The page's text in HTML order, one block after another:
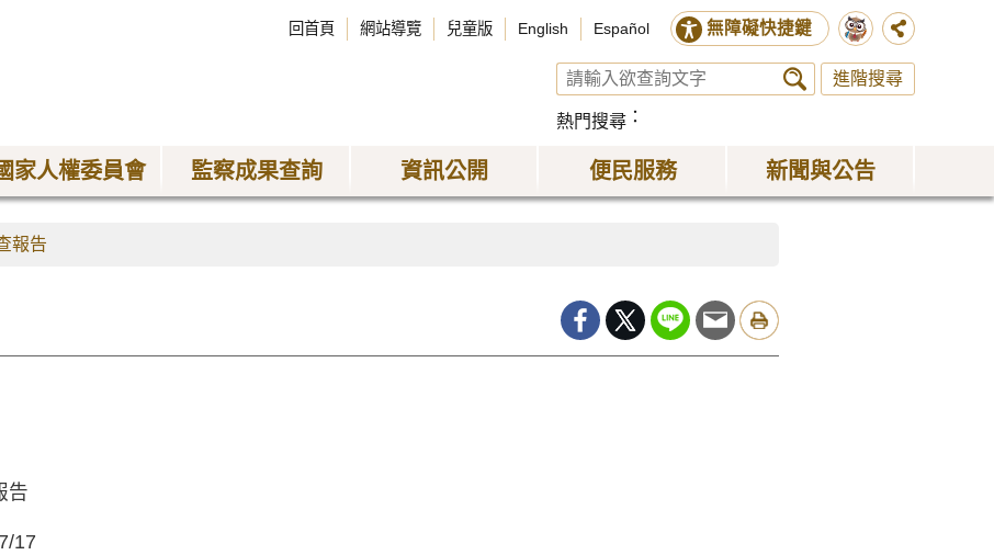
回首頁 網站導覽 兒童版 English Español 無障礙快捷鍵
進階搜尋
熱門搜尋
家人權委員會 監察成果查詢 資訊公開 便民服務 新聞與公告
報告
告
17